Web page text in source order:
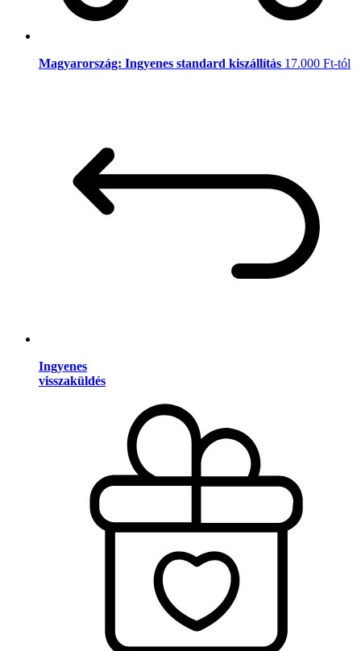
Magyarország: Ingyenes standard kiszállítás 17.000 Ft-tól
Ingyenes
visszaküldés